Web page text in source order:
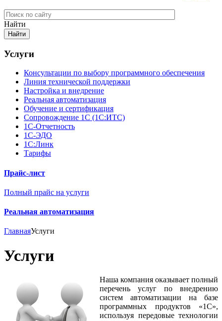
Найти
Услуги
Консультации по выбору программного обеспечения
Линия технической поддержки
Настройка и внедрение
Реальная автоматизация
Обучение и сертификация
Сопровождение 1С (1С:ИТС)
1С-Отчетность
1С-ЭДО
1С:Линк
Тарифы
Прайс-лист
Полный прайс на услуги
Реальная автоматизация
ГлавнаяУслуги
Услуги
Наша компания оказывает полный
перечень услуг по внедрению
систем автоматизации на базе
программных продуктов «1С»,
используя передовые технологии